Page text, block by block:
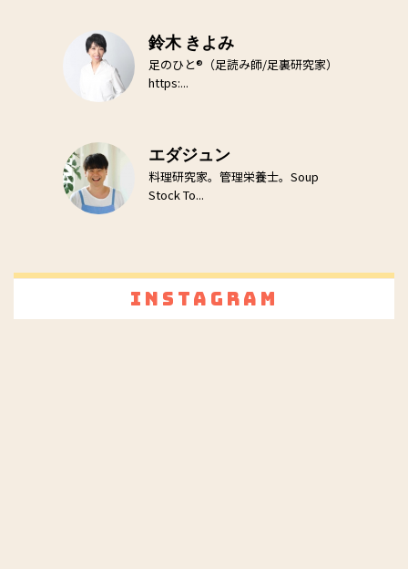
鈴木 きよみ
足のひと®（足読み師/足裏研究家）
https:...
エダジュン
料理研究家。管理栄養士。Soup
Stock To...
Instagram